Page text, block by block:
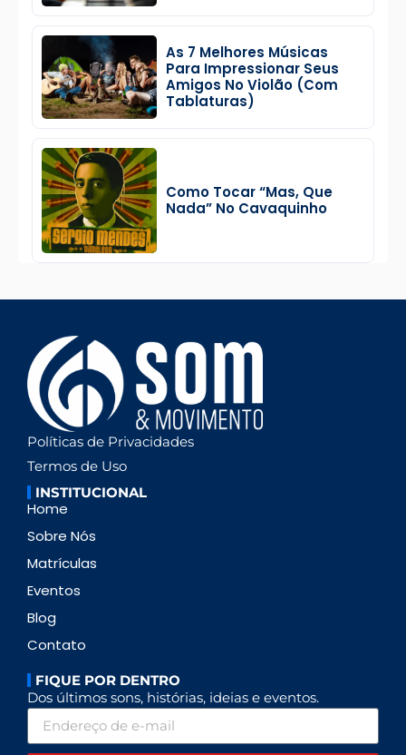
As 7 Melhores Músicas
Para Impressionar Seus
Amigos No Violão (Com
Tablaturas)
Como Tocar “Mas, Que
Nada” No Cavaquinho
Políticas de Privacidades
Termos de Uso
INSTITUCIONAL
Home
Sobre Nós
Matrículas
Eventos
Blog
Contato
FIQUE POR DENTRO
Dos últimos sons, histórias, ideias e eventos.